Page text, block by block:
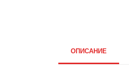
ОПИСАНИЕ